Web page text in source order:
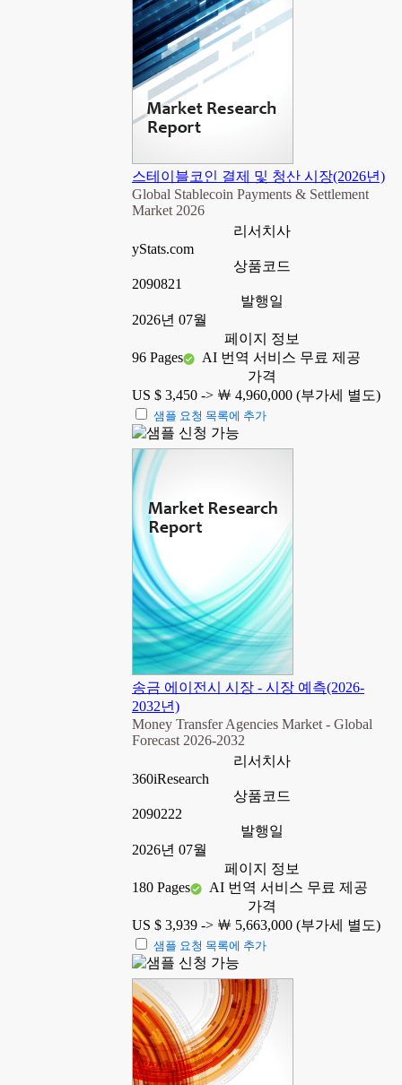
스테이블코인 결제 및 청산 시장(2026년)
Global Stablecoin Payments & Settlement
Market 2026
리서치사
yStats.com
상품코드
2090821
발행일
2026년 07월
페이지 정보
96 Pages
AI 번역 서비스 무료 제공
가격
US $ 3,450 -> ￦ 4,960,000 (부가세 별도)
샘플 요청 목록에 추가
송금 에이전시 시장 - 시장 예측(2026-
2032년)
Money Transfer Agencies Market - Global
Forecast 2026-2032
리서치사
360iResearch
상품코드
2090222
발행일
2026년 07월
페이지 정보
180 Pages
AI 번역 서비스 무료 제공
가격
US $ 3,939 -> ￦ 5,663,000 (부가세 별도)
샘플 요청 목록에 추가